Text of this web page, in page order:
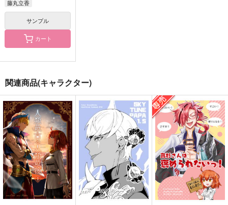
WEB再録集vol,4
3,929
桜木花道
サンプル
作品詳細
犬の誕生日
2,357円（税込）
サンプル
作品詳細
マンドリカルド×ぐだ子
サンプル
作品詳細
藤丸立香
マシュ・キリエライト
サンプル
カート
関連商品(キャラクター)